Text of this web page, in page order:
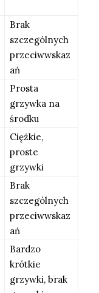
Brak
szczególnych
przeciwwskaz
ań
Prosta
grzywka na
środku
Ciężkie,
proste
grzywki
Brak
szczególnych
przeciwwskaz
ań
Bardzo
krótkie
grzywki, brak